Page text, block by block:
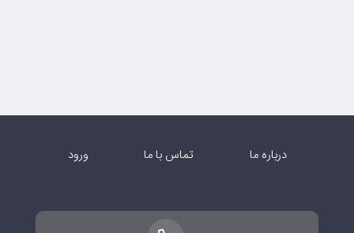
درباره ما تماس با ما ورود